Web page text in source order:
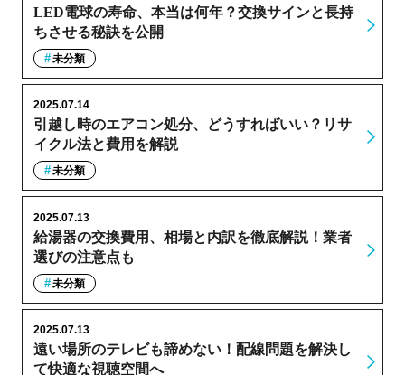
LED電球の寿命、本当は何年？交換サインと長持
ちさせる秘訣を公開
未分類
引越し時のエアコン処分、どうすればいい？リサ
イクル法と費用を解説
2025.07.14
未分類
給湯器の交換費用、相場と内訳を徹底解説！業者
選びの注意点も
2025.07.13
未分類
遠い場所のテレビも諦めない！配線問題を解決し
て快適な視聴空間へ
2025.07.13